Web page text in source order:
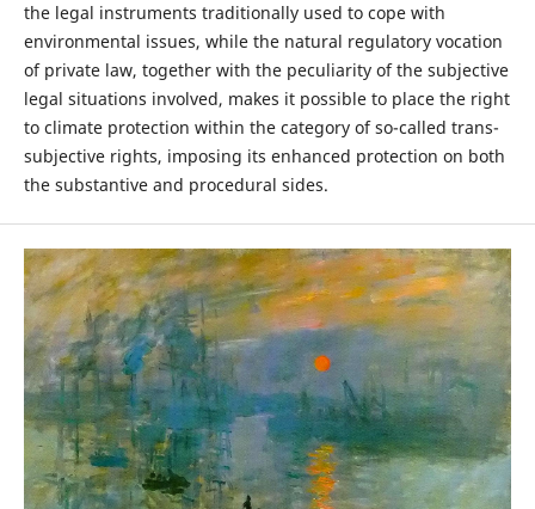
the legal instruments traditionally used to cope with
environmental issues, while the natural regulatory vocation
of private law, together with the peculiarity of the subjective
legal situations involved, makes it possible to place the right
to climate protection within the category of so-called trans-
subjective rights, imposing its enhanced protection on both
the substantive and procedural sides.